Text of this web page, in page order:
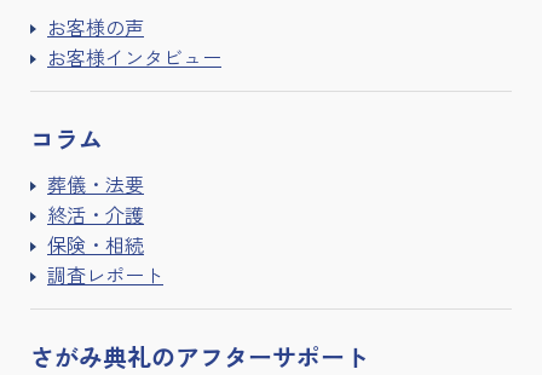
お客様の声
お客様インタビュー
コラム
葬儀・法要
終活・介護
保険・相続
調査レポート
さがみ典礼のアフターサポート